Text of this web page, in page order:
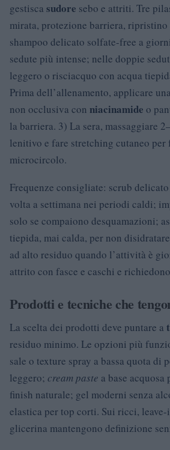
gestisca sudore sebo e attriti. Tre
mirata, protezione barriera, ripristino
shampoo delicato solfate-free a
sedute più intense; nelle doppie
leggero o risciacquo con acqua
Prima dell’allenamento, applicare
non occlusiva con niacinamide o
la barriera. 3) La sera, massaggiare
lenitivo e fare stretching cutaneo per
microcircolo.
Frequenze consigliate: scrub
volta a settimana nei periodi caldi;
solo se compaiono desquamazioni;
tiepida, mai calda, per non
ad alto residuo quando l’attività è
attrito con fasce e caschi e
Prodotti e tecniche che
La scelta dei prodotti deve puntare a
residuo minimo. Le opzioni più
sale o texture spray a bassa quota di
leggero; cream paste a base
finish naturale; gel moderni senza
elastica per top corti. Sui ricci,
glicerina mantengono definizione